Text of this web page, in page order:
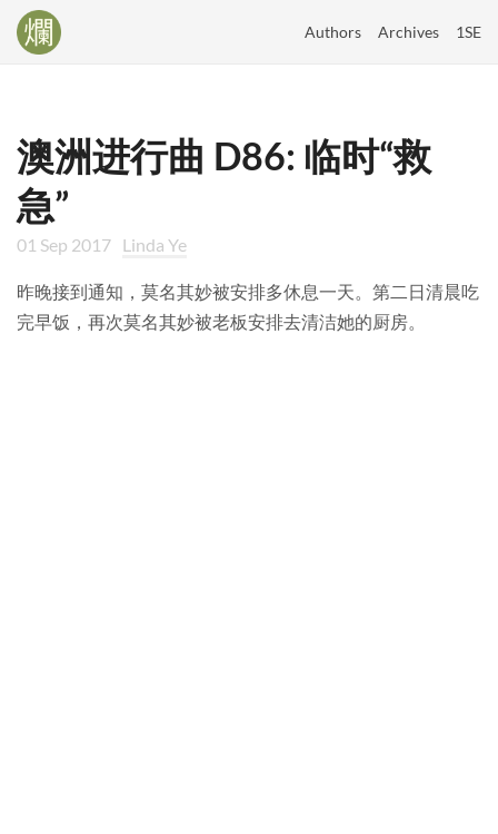
Authors Archives 1SE
澳洲进行曲 D86: 临时“救
急”
01 Sep 2017 Linda Ye
昨晚接到通知，莫名其妙被安排多休息一天。第二日清晨吃
完早饭，再次莫名其妙被老板安排去清洁她的厨房。